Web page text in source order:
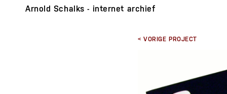
Arnold Schalks - internet archief
< VORIGE PROJECT